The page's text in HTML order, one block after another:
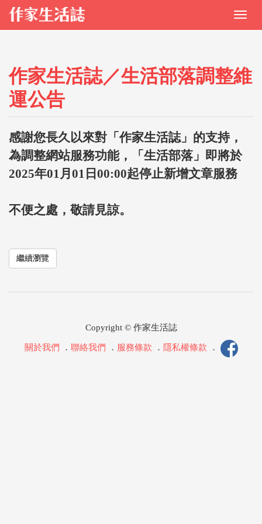
作家生活誌／生活部落調整維
運公告
感謝您長久以來對「作家生活誌」的支持，
為調整網站服務功能，「生活部落」即將於
2025年01月01日00:00起停止新增文章服務
不便之處，敬請見諒。
繼續瀏覽
Copyright © 作家生活誌
關於我們 ． 聯絡我們 ． 服務條款 ． 隱私權條款 ．